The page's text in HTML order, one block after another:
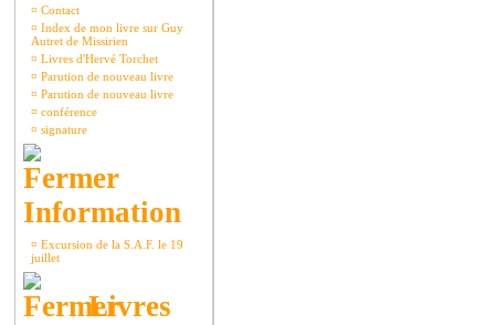
¤ Contact
¤ Index de mon livre sur Guy
Autret de Missirien
¤ Livres d'Hervé Torchet
¤ Parution de nouveau livre
¤ Parution de nouveau livre
¤ conférence
¤ signature
Information
¤ Excursion de la S.A.F. le 19
juillet
Livres